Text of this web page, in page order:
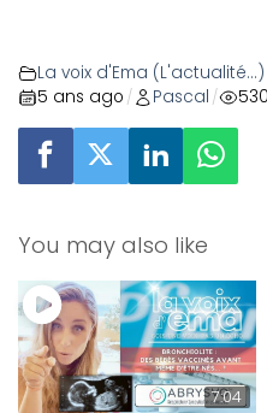
La voix d'Ema (L'actualité...)
5 ans ago / Pascal /
You may also like
7:04